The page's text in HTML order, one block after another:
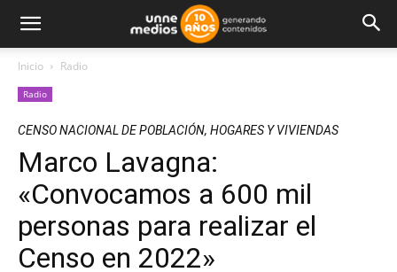
Inicio Radio
Radio
CENSO NACIONAL DE POBLACIÓN, HOGARES Y VIVIENDAS
Marco Lavagna:
«Convocamos a 600 mil
personas para realizar el
Censo en 2022»